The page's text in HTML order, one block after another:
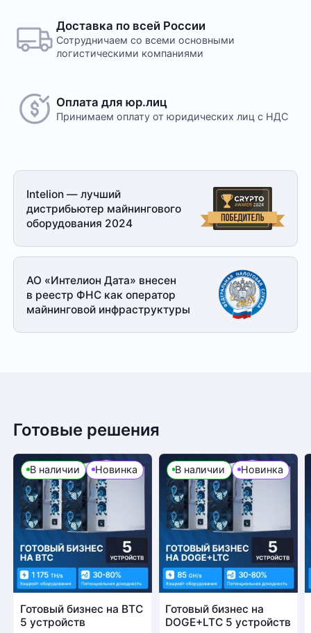
Доставка по всей России
Сотрудничаем со всеми основными
логистическими компаниями
Оплата для юр.лиц
Принимаем оплату от юридических лиц с НДС
Intelion — лучший
дистрибьютер майнингового
оборудования 2024
АО «Интелион Дата» внесен
в реестр ФНС как оператор
майнинговой инфраструктуры
Готовые решения
В наличии Новинка
Готовый бизнес на BTC
5 устройств
В наличии Новинка
Готовый бизнес на
DOGE+LTC 5 устройств